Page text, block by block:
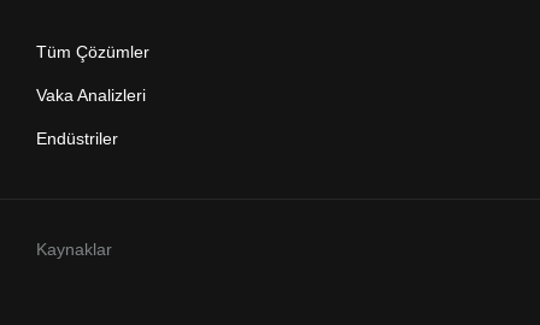
Tüm Çözümler
Vaka Analizleri
Endüstriler
Kaynaklar